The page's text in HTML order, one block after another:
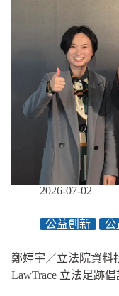
2026-07-02
公益創新 公
鄭婷宇／立法院資料
LawTrace 立法足跡